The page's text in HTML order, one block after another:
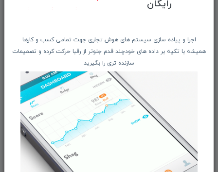
رایگان
اجرا و پیاده سازی سیستم های هوش تجاری جهت تمامی کسب و کارها
همیشه با تکیه بر داده های خودچند قدم جلوتر از رقبا حرکت کرده و تصمیمات
سازنده تری را بگیرید
فـروش موبایـل و تبــلت
فـروش لـــوازم جانبـــی
پیشنهـاد شگفت انگیز
دانلود اپلیکیشن فروشگاه
دسترسی سریع